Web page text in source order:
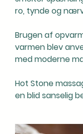
ro, tynde og
Brugen af
varmen blev
med moderne
Hot Stone
en blid sanselig